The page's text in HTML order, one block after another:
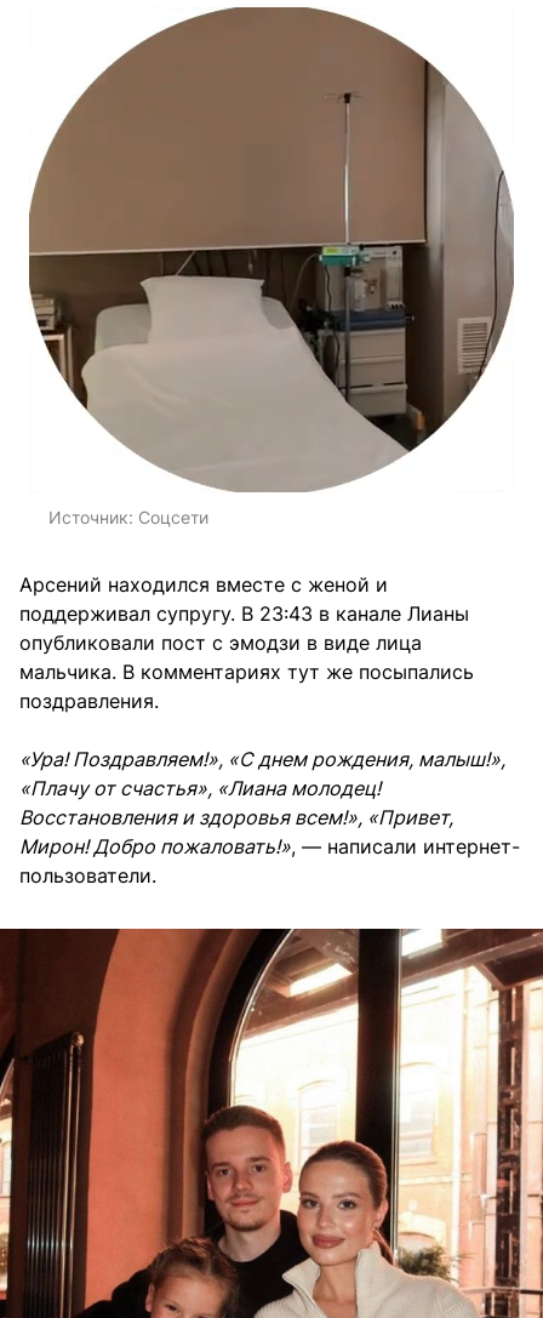
Источник: Соцсети
Арсений находился вместе с женой и
поддерживал супругу. В 23:43 в канале Лианы
опубликовали пост с эмодзи в виде лица
мальчика. В комментариях тут же посыпались
поздравления.
«Ура! Поздравляем!», «С днем рождения, малыш!»,
«Плачу от счастья», «Лиана молодец!
Восстановления и здоровья всем!», «Привет,
Мирон! Добро пожаловать!», — написали интернет-
пользователи.